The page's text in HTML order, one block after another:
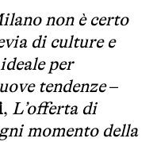
non è certo
di culture e
per
tendenze–
, L’offerta di
momento della